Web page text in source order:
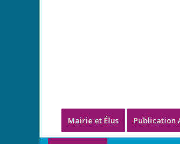
Mairie et Élus Publication